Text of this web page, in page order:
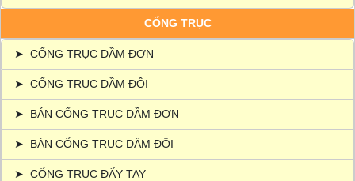
CỔNG TRỤC
➤ CỔNG TRỤC DẦM ĐƠN
➤ CỔNG TRỤC DẦM ĐÔI
➤ BÁN CỔNG TRỤC DẦM ĐƠN
➤ BÁN CỔNG TRỤC DẦM ĐÔI
➤ CỔNG TRỤC ĐẨY TAY